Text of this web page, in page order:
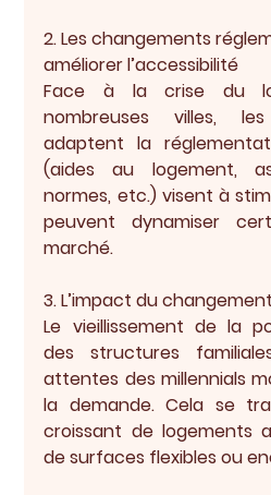
2. Les changements
améliorer l’accessibilité
Face à la crise du
nombreuses villes,
adaptent la
(aides au logement,
normes, etc.) visent à
peuvent dynamiser
marché.
3. L’impact du
Le vieillissement de la
des structures
attentes des millennials
la demande. Cela se
croissant de logements
de surfaces flexibles ou